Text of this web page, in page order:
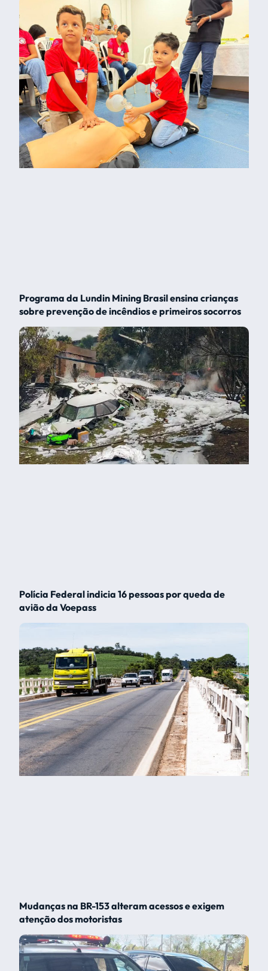
Programa da Lundin Mining Brasil ensina crianças
sobre prevenção de incêndios e primeiros socorros
Polícia Federal indicia 16 pessoas por queda de
avião da Voepass
Mudanças na BR-153 alteram acessos e exigem
atenção dos motoristas